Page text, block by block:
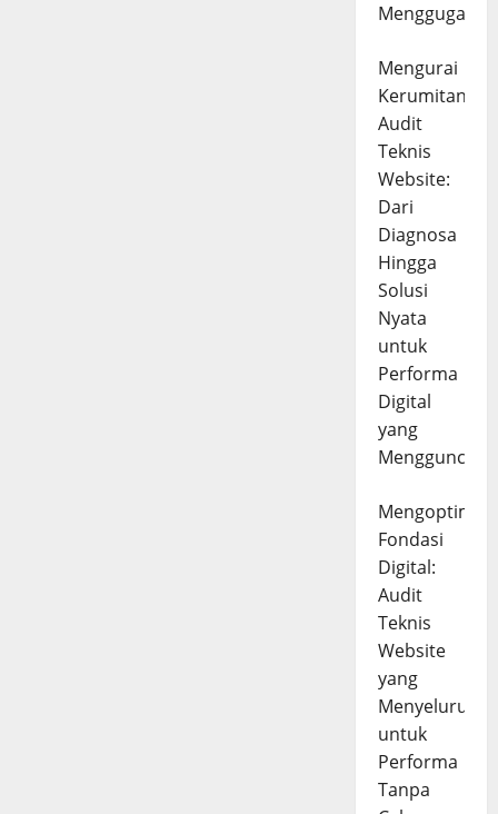
Menggugah
Mengurai
Kerumitan
Audit
Teknis
Website:
Dari
Diagnosa
Hingga
Solusi
Nyata
untuk
Performa
Digital
yang
Mengguncang
Fondasi
Digital:
Audit
Teknis
Website
yang
Menyeluruh
untuk
Performa
Tanpa